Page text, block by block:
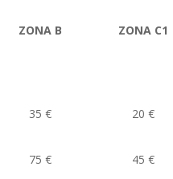
ZONA B
ZONA C1
35 € 20 €
75 €
45 €